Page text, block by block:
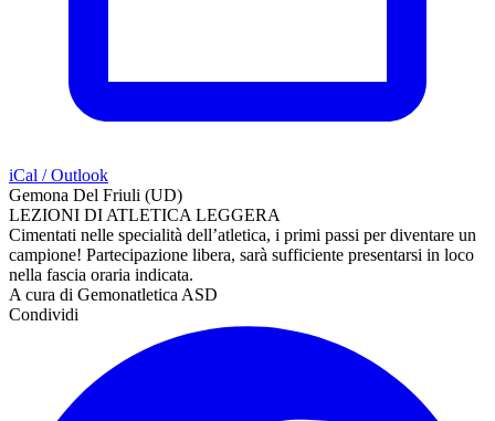
iCal / Outlook
Gemona Del Friuli (UD)
LEZIONI DI ATLETICA LEGGERA
Cimentati nelle specialità dell’atletica, i primi passi per diventare un
campione! Partecipazione libera, sarà sufficiente presentarsi in loco
nella fascia oraria indicata.
A cura di Gemonatletica ASD
Condividi